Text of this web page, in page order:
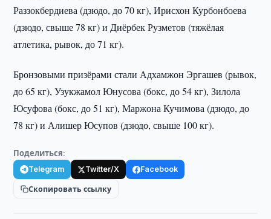
Раззокбердиева (дзюдо, до 70 кг), Ирисхон Курбонбоева
(дзюдо, свыше 78 кг) и Диёрбек Рузметов (тяжёлая
атлетика, рывок, до 71 кг).
Бронзовыми призёрами стали Адхамжон Эргашев (рывок,
до 65 кг), Узукжамол Юнусова (бокс, до 54 кг), Зилола
Юсуфова (бокс, до 51 кг), Маржона Кучимова (дзюдо, до
78 кг) и Алишер Юсупов (дзюдо, свыше 100 кг).
Поделиться:
Telegram Twitter/X Facebook
Скопировать ссылку